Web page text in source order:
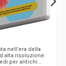
nell'era della
alta risoluzione:
per antichi...